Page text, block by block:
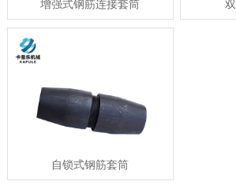
增强式钢筋连接套筒
自锁式钢筋套筒